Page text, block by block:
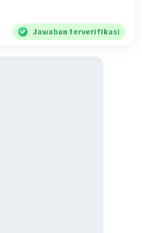
Jawaban terverifikasi